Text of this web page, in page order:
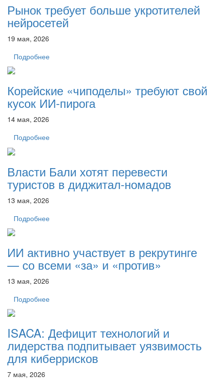
Рынок требует больше укротителей
нейросетей
19 мая, 2026
Подробнее
Корейские «чиподелы» требуют свой
кусок ИИ-пирога
14 мая, 2026
Подробнее
Власти Бали хотят перевести
туристов в диджитал-номадов
13 мая, 2026
Подробнее
ИИ активно участвует в рекрутинге
— со всеми «за» и «против»
13 мая, 2026
Подробнее
ISACA: Дефицит технологий и
лидерства подпитывает уязвимость
для киберрисков
7 мая, 2026